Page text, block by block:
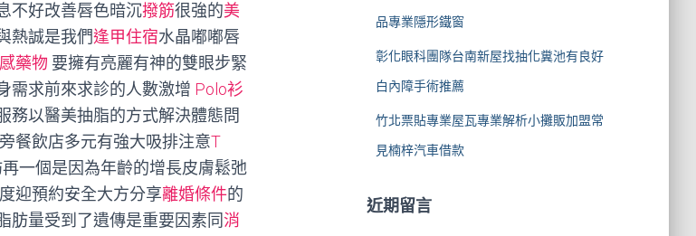
不好改善唇色暗沉撥筋很強的美
熱誠是我們逢甲住宿水晶嘟嘟唇
藥物 要擁有亮麗有神的雙眼步緊
需求前來求診的人數激增 Polo衫
務以醫美抽脂的方式解決體態問
餐飲店多元有強大吸排注意T
一個是因為年齡的增長皮膚鬆弛
迎預約安全大方分享離婚條件的
肪量受到了遺傳是重要因素同消
品專業隱形鐵窗
彰化眼科團隊台南新屋找抽化糞池有良好
白內障手術推薦
竹北票貼專業屋瓦專業解析小攤販加盟常
見楠梓汽車借款
近期留言